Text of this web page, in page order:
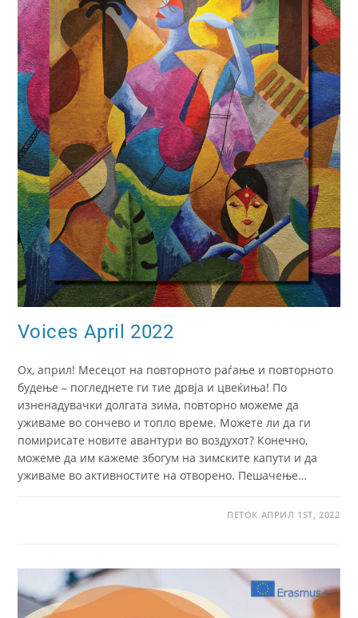
Voices April 2022
Ох, април! Месецот на повторното раѓање и повторното
будење – погледнете ги тие дрвја и цвеќиња! По
изненадувачки долгата зима, повторно можеме да
уживаме во сончево и топло време. Можете ли да ги
помирисате новите авантури во воздухот? Конечно,
можеме да им кажеме збогум на зимските капути и да
уживаме во активностите на отворено. Пешачење…
ПЕТОК АПРИЛ 1ST, 2022